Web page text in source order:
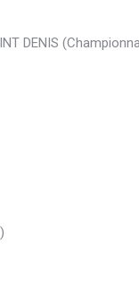
DENIS